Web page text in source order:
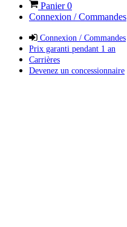
Panier0
Connexion / Commandes
Connexion / Commandes
Prix garanti pendant 1 an
Carrières
Devenez un concessionnaire